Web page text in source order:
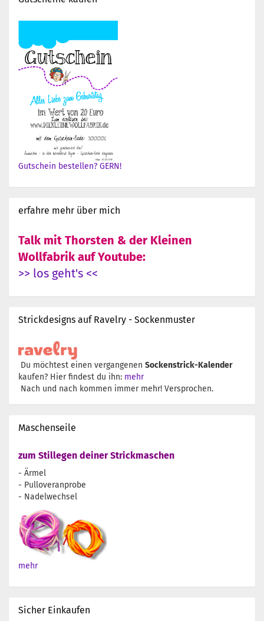
Gutschein bestellen? GERN!
erfahre mehr über mich
Talk mit Thorsten & der Kleinen
Wollfabrik auf Youtube:
>> los geht's <<
Strickdesigns auf Ravelry - Sockenmuster
Du möchtest einen vergangenen Sockenstrick-Kalender
kaufen? Hier findest du ihn: mehr
Nach und nach kommen immer mehr! Versprochen.
Maschenseile
zum Stillegen deiner Strickmaschen
- Ärmel
- Pulloveranprobe
- Nadelwechsel
mehr
Sicher Einkaufen